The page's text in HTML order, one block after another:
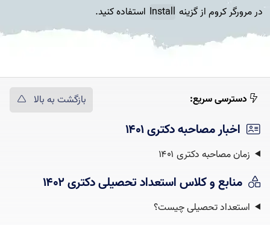
در مرورگر کروم از گزینه Install استفاده کنید.
دسترسی سریع: بازگشت به بالا
اخبار مصاحبه دکتری ۱۴۰۱
زمان مصاحبه دکتری ۱۴۰۱
منابع و کلاس استعداد تحصیلی دکتری ۱۴۰۲
استعداد تحصیلی چیست؟‌